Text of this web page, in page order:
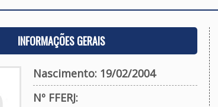
INFORMAÇÕES GERAIS
Nascimento: 19/02/2004
Nº FFERJ: